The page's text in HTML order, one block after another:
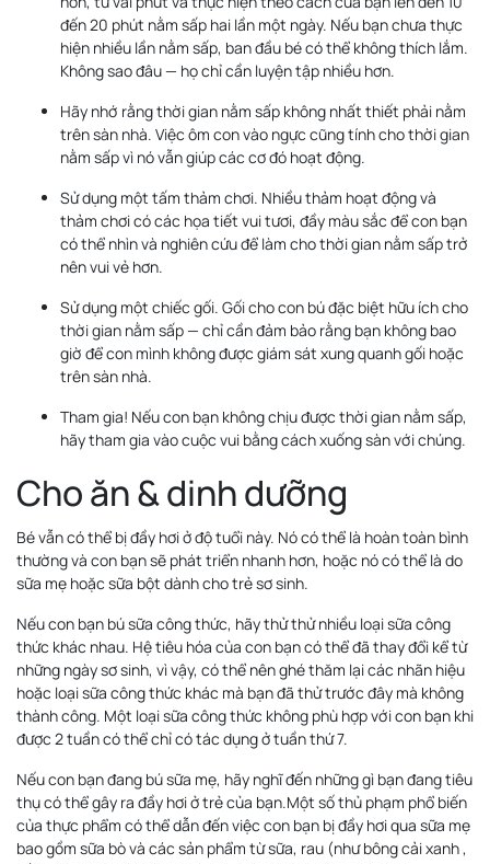
đến 20 phút nằm sấp hai lần một ngày. Nếu bạn chưa thực
hiện nhiều lần nằm sấp, ban đầu bé có thể không thích lắm.
Không sao đâu — họ chỉ cần luyện tập nhiều hơn.
Hãy nhớ rằng thời gian nằm sấp không nhất thiết phải nằm
trên sàn nhà. Việc ôm con vào ngực cũng tính cho thời gian
nằm sấp vì nó vẫn giúp các cơ đó hoạt động.
Sử dụng một tấm thảm chơi. Nhiều thảm hoạt động và
thảm chơi có các họa tiết vui tươi, đầy màu sắc để con bạn
có thể nhìn và nghiên cứu để làm cho thời gian nằm sấp trở
nên vui vẻ hơn.
Sử dụng một chiếc gối. Gối cho con bú đặc biệt hữu ích cho
thời gian nằm sấp — chỉ cần đảm bảo rằng bạn không bao
giờ để con mình không được giám sát xung quanh gối hoặc
trên sàn nhà.
Tham gia! Nếu con bạn không chịu được thời gian nằm sấp,
hãy tham gia vào cuộc vui bằng cách xuống sàn với chúng.
Cho ăn & dinh dưỡng
Bé vẫn có thể bị đầy hơi ở độ tuổi này. Nó có thể là hoàn toàn bình
thường và con bạn sẽ phát triển nhanh hơn, hoặc nó có thể là do
sữa mẹ hoặc sữa bột dành cho trẻ sơ sinh.
Nếu con bạn bú sữa công thức, hãy thử thử nhiều loại sữa công
thức khác nhau. Hệ tiêu hóa của con bạn có thể đã thay đổi kể từ
những ngày sơ sinh, vì vậy, có thể nên ghé thăm lại các nhãn hiệu
hoặc loại sữa công thức khác mà bạn đã thử trước đây mà không
thành công. Một loại sữa công thức không phù hợp với con bạn khi
được 2 tuần có thể chỉ có tác dụng ở tuần thứ 7.
Nếu con bạn đang bú sữa mẹ, hãy nghĩ đến những gì bạn đang tiêu
thụ có thể gây ra đầy hơi ở trẻ của bạn.Một số thủ phạm phổ biến
của thực phẩm có thể dẫn đến việc con bạn bị đầy hơi qua sữa mẹ
bao gồm sữa bò và các sản phẩm từ sữa, rau (như bông cải xanh ,